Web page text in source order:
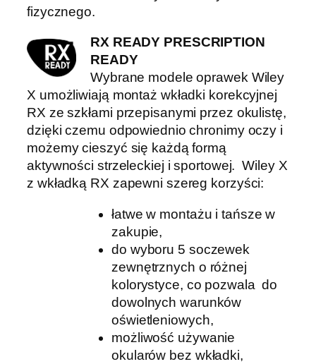
fizycznego.
RX READY PRESCRIPTION
READY
Wybrane modele oprawek Wiley
X umożliwiają montaż wkładki korekcyjnej
RX ze szkłami przepisanymi przez okulistę,
dzięki czemu odpowiednio chronimy oczy i
możemy cieszyć się każdą formą
aktywności strzeleckiej i sportowej. Wiley X
z wkładką RX zapewni szereg korzyści:
łatwe w montażu i tańsze w
zakupie,
do wyboru 5 soczewek
zewnętrznych o różnej
kolorystyce, co pozwala do
dowolnych warunków
oświetleniowych,
możliwość używanie
okularów bez wkładki,